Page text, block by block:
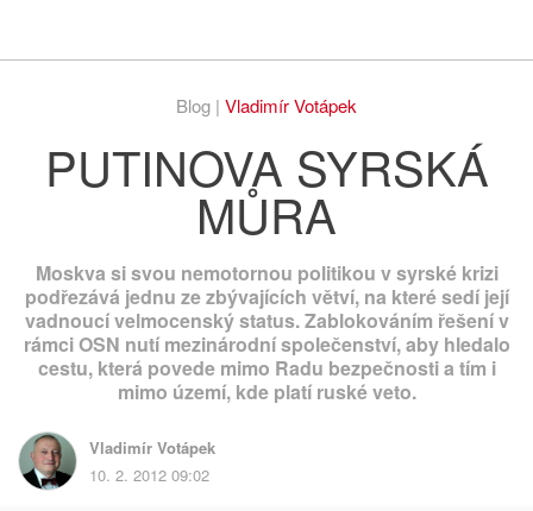
Blog | Vladimír Votápek
PUTINOVA SYRSKÁ
MŮRA
Moskva si svou nemotornou politikou v syrské krizi
podřezává jednu ze zbývajících větví, na které sedí její
vadnoucí velmocenský status. Zablokováním řešení v
rámci OSN nutí mezinárodní společenství, aby hledalo
cestu, která povede mimo Radu bezpečnosti a tím i
mimo území, kde platí ruské veto.
Vladimír Votápek
10. 2. 2012 09:02